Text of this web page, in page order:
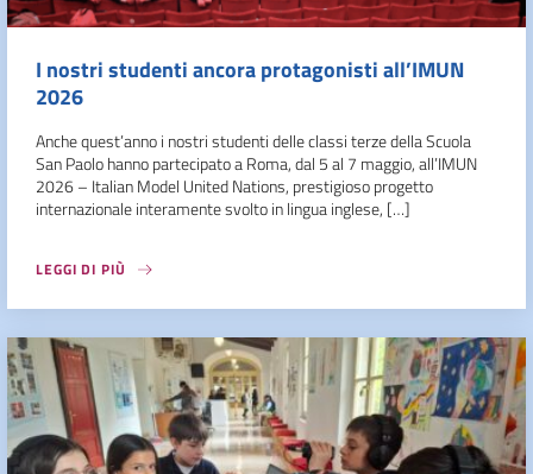
I nostri studenti ancora protagonisti all’IMUN
2026
Anche quest’anno i nostri studenti delle classi terze della Scuola
San Paolo hanno partecipato a Roma, dal 5 al 7 maggio, all’IMUN
2026 – Italian Model United Nations, prestigioso progetto
internazionale interamente svolto in lingua inglese, […]
LEGGI DI PIÙ